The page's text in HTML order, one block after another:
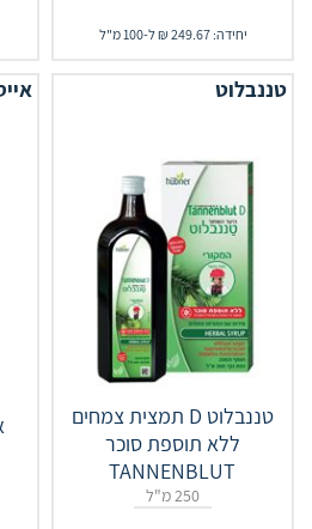
יחידה: 249.67 ₪ ל-100 מ"ל
טננבלוט
טננבלוט D תמצית צמחים
ללא תוספת סוכר
TANNENBLUT
250 מ"ל